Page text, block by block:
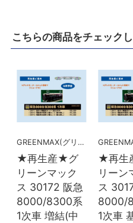
こちらの商品をチェック
GREENMAX(グリーンマックス）
★再生産★グ
リーンマック
ス 30172 阪急
8000/8300系
1次車 増結(中
★再生
リーン
ス
8000/
1次車